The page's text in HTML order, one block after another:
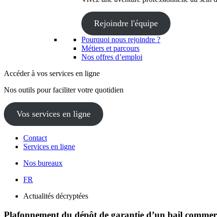
Rejoindre l'équipe
Pourquoi nous rejoindre ?
Métiers et parcours
Nos offres d’emploi
Accéder à vos services en ligne
Nos outils pour faciliter votre quotidien
Vos services en ligne
Contact
Services en ligne
Nos bureaux
FR
Actualités décryptées
Plafonnement du dépôt de garantie d’un bail